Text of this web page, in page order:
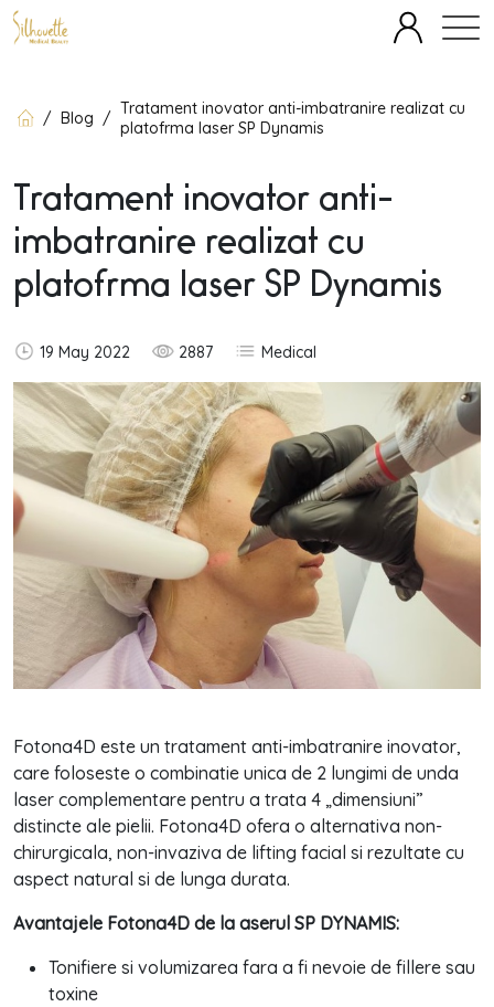
/ Blog / Tratament inovator anti-imbatranire realizat cu
platofrma laser SP Dynamis
Tratament inovator anti-
imbatranire realizat cu
platofrma laser SP Dynamis
19 May 2022 2887 Medical
Fotona4D este un tratament anti-imbatranire inovator,
care foloseste o combinatie unica de 2 lungimi de unda
laser complementare pentru a trata 4 „dimensiuni”
distincte ale pielii. Fotona4D ofera o alternativa non-
chirurgicala, non-invaziva de lifting facial si rezultate cu
aspect natural si de lunga durata.
Avantajele Fotona4D de la aserul SP DYNAMIS:
Tonifiere si volumizarea fara a fi nevoie de fillere sau
toxine